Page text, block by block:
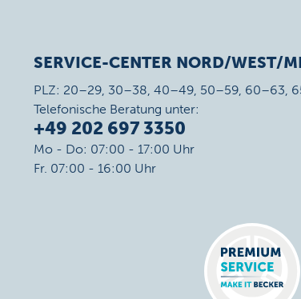
SERVICE-CENTER NORD/WEST/
PLZ: 20–29, 30–38, 40–49, 50–59, 60–63,
Telefonische Beratung unter:
+49 202 697 3350
Mo - Do: 07:00 - 17:00 Uhr
Fr. 07:00 - 16:00 Uhr